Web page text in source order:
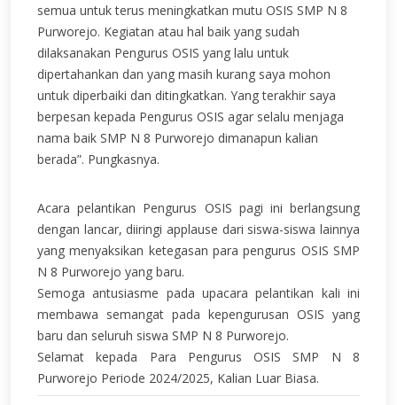
semua untuk terus meningkatkan mutu OSIS SMP N 8
Purworejo. Kegiatan atau hal baik yang sudah
dilaksanakan Pengurus OSIS yang lalu untuk
dipertahankan dan yang masih kurang saya mohon
untuk diperbaiki dan ditingkatkan. Yang terakhir saya
berpesan kepada Pengurus OSIS agar selalu menjaga
nama baik SMP N 8 Purworejo dimanapun kalian
berada”. Pungkasnya.
Acara pelantikan Pengurus OSIS pagi ini berlangsung
dengan lancar, diiringi applause dari siswa-siswa lainnya
yang menyaksikan ketegasan para pengurus OSIS SMP
N 8 Purworejo yang baru.
Semoga antusiasme pada upacara pelantikan kali ini
membawa semangat pada kepengurusan OSIS yang
baru dan seluruh siswa SMP N 8 Purworejo.
Selamat kepada Para Pengurus OSIS SMP N 8
Purworejo Periode 2024/2025, Kalian Luar Biasa.